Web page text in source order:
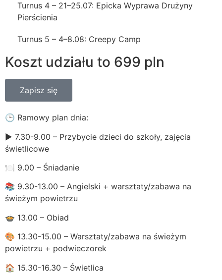
Turnus 4 – 21–25.07: Epicka Wyprawa Drużyny
Pierścienia
Turnus 5 – 4–8.08: Creepy Camp
Koszt udziału to 699 pln
Zapisz się
🕒 Ramowy plan dnia:
▶️ 7.30-9.00 – Przybycie dzieci do szkoły, zajęcia
świetlicowe
🍽️ 9.00 – Śniadanie
📚 9.30-13.00 – Angielski + warsztaty/zabawa na
świeżym powietrzu
🍲 13.00 – Obiad
🎨 13.30-15.00 – Warsztaty/zabawa na świeżym
powietrzu + podwieczorek
🏠 15.30-16.30 – Świetlica